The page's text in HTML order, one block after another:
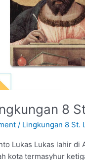
8
/ Lingkungan 8 St.
Lukas Lukas lahir di
kota termasyhur